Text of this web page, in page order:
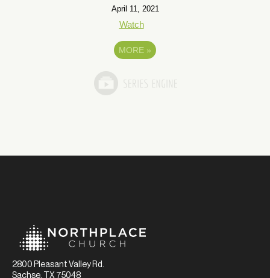
April 11, 2021
Watch
MORE »
2800 Pleasant Valley Rd.
Sachse, TX 75048